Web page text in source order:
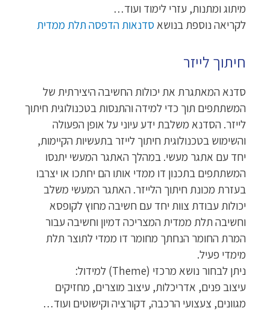
מיתוג ומתנות, עזרי לימוד ועוד…
לקריאה נוספת בנושא סדנאות הדפסה תלת ממדית
חיתוך לייזר
סדנא המאתגרת את יכולות החשיבה היצירתית של
המשתתפים תוך כדי למידה והתנסות בטכנולוגית חיתוך
לייזר. הסדנא משלבת ידע עיוני על אופן הפעולה
והשימוש בטכנולוגית חיתוך לייזר בתעשיות הקיימות,
יחד עם אתגר מעשי. במהלך האתגר המעשי יתנסו
המשתתפים בתכנון דו ממדי אותו הם יחתכו או יצרבו
בעזרת מכונת חיתוך הלייזר. האתגר המעשי משלב
יכולות עבודת צוות יחד עם חשיבה מחוץ לקופסא
וחשיבה תלת ממדית המצריכה דמיון וחשיבה עבור
המרת החומר הנחתך מחומר דו ממדי לתוצר תלת
מימדי פעיל.
ניתן לבחור נושא מרכזי (Theme) למידול:
עיצוב פנים, אדריכלות, עיצוב מוצרים, מחזיקים
מגוונים, צעצועי הרכבה, דקורציה וקישוטים ועוד…